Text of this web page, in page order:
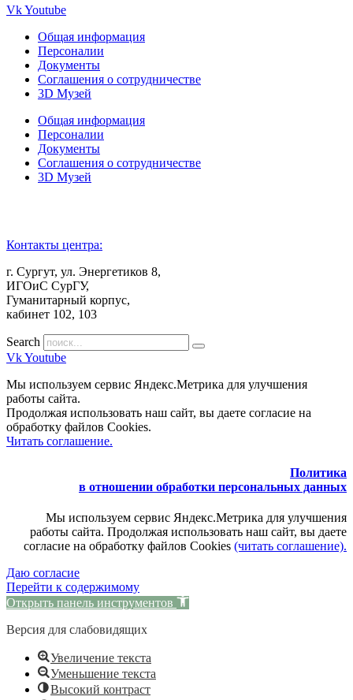
VkYoutube
Общая информация
Персоналии
Документы
Соглашения о сотрудничестве
3D Музей
Общая информация
Персоналии
Документы
Соглашения о сотрудничестве
3D Музей
Контакты центра:
г. Сургут, ул. Энергетиков 8,
ИГОиС СурГУ,
Гуманитарный корпус,
кабинет 102, 103
Search
VkYoutube
Мы используем сервис Яндекс.Метрика для улучшения
работы сайта.
Продолжая использовать наш сайт, вы даете согласие на
обработку файлов Cookies.
Читать соглашение.
Политика
в отношении обработки персональных данных
Мы используем сервис Яндекс.Метрика для улучшения
работы сайта. Продолжая использовать наш сайт, вы даете
согласие на обработку файлов Cookies (читать соглашение).
Даю согласие
Перейти к содержимому
Открыть панель инструментов
Версия для слабовидящих
Увеличение текста
Уменьшение текста
Высокий контраст